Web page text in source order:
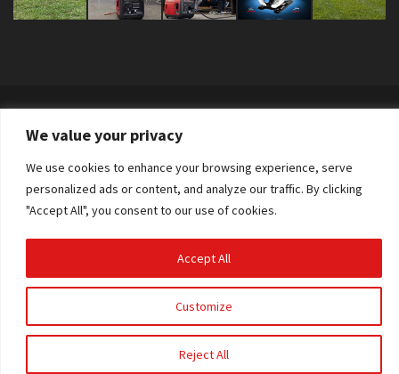
We value your privacy
We use cookies to enhance your browsing experience, serve
personalized ads or content, and analyze our traffic. By clicking
"Accept All", you consent to our use of cookies.
Customize
Reject All
Accept All
Copyright © 2026 Sva prava zadržana. AS Power Equipment d.o.o. |